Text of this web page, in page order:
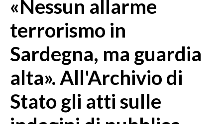
MEDIO CAMPIDANO
SASSARI E PROVINCIA
GALLURA
NUORO E PROVINCIA
OGLIASTRA
AGENDA
CRONACA
«Nessun allarme
terrorismo in
Sardegna, ma guardia
alta». All'Archivio di
Stato gli atti sulle